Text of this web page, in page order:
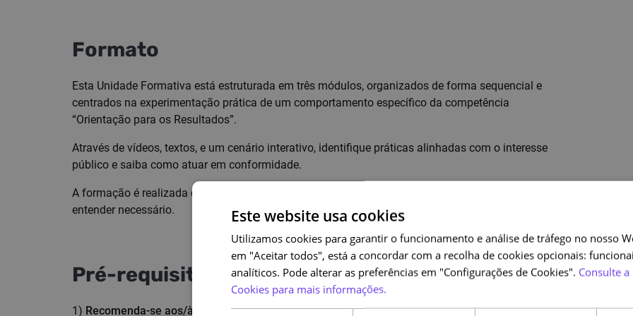
Formato
Esta Unidade Formativa está estruturada em três módulos, organizados de forma sequencial e
centrados na experimentação prática de um comportamento específico da competência
“Orientação para os Resultados”.
Através de vídeos, textos, e um cenário interativo, identifique práticas alinhadas com o interesse
público e saiba como atuar em conformidade.
A formação é realizada de forma individual, ao seu ritmo, podendo rever as atividades sempre que
entender necessário.
Pré-requisitos
1) Recomenda-se aos/às trabalhadores/as da AP com email institucional que o associem à
Este website usa cookies
Utilizamos cookies para garantir o funcionamento e análise de tráfego no nosso
em "Aceitar todos", está a concordar com a recolha de cookies opcionais:
analíticos. Pode alterar as preferências em "Configurações de Cookies". Consulte
Cookies para mais informações.